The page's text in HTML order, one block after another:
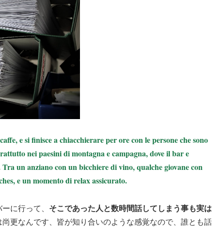
e si finisce a chiacchierare per ore con le persone che sono
nei paesini di montagna e campagna, dove il bar e
un anziano con un bicchiere di vino, qualche giovane con
e un momento di relax assicurato.
に行って、 そこであった人と数時間話してしまう事も実は
更なんです、皆が知り合いのような感覚なので、誰とも話